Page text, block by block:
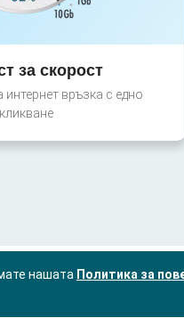
за скорост
интернет връзка с едно
кликване
нашата Политика за